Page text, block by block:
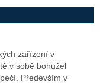
zařízení v
v sobě bohužel
Především v